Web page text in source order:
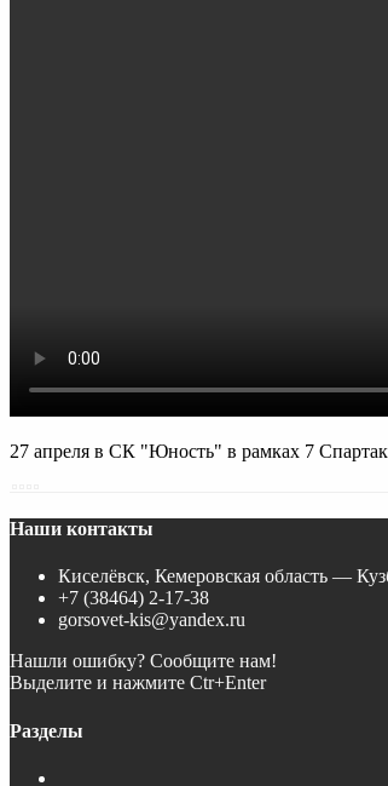
27 апреля в СК "Юность" в рамках 7
Наши контакты
Киселёвск, Кемеровская область —
+7 (38464) 2-17-38
gorsovet-kis@yandex.ru
Нашли ошибку? Сообщите нам!
Выделите и нажмите Ctr+Enter
Разделы